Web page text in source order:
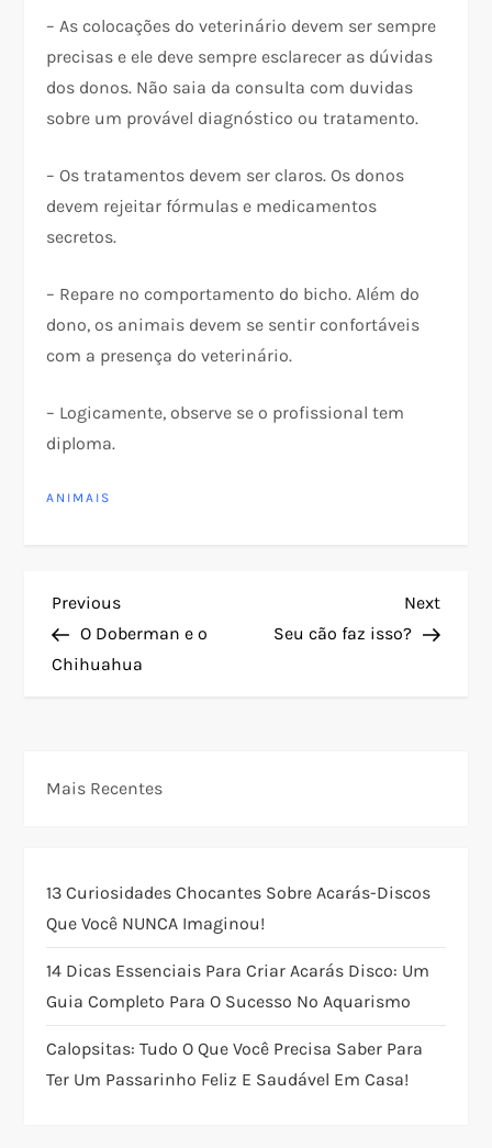
– As colocações do veterinário devem ser sempre
precisas e ele deve sempre esclarecer as dúvidas
dos donos. Não saia da consulta com duvidas
sobre um provável diagnóstico ou tratamento.
– Os tratamentos devem ser claros. Os donos
devem rejeitar fórmulas e medicamentos
secretos.
– Repare no comportamento do bicho. Além do
dono, os animais devem se sentir confortáveis
com a presença do veterinário.
– Logicamente, observe se o profissional tem
diploma.
ANIMAIS
N
a
ç
ã
o
d
Previous
Post
Previous
O Doberman e o
Chihuahua
Next
Post
Next
Seu cão faz isso?
Mais Recentes
13 Curiosidades Chocantes Sobre Acarás-Discos
Que Você NUNCA Imaginou!
14 Dicas Essenciais Para Criar Acarás Disco: Um
Guia Completo Para O Sucesso No Aquarismo
Calopsitas: Tudo O Que Você Precisa Saber Para
Ter Um Passarinho Feliz E Saudável Em Casa!